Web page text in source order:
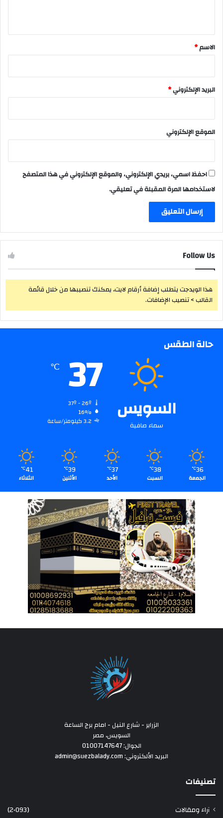
*
الاسم*
البريد الإلكتروني*
الموقع الإلكتروني
احفظ اسمي، بريدي الإلكتروني، والموقع الإلكتروني في هذا المتصفح
لاستخدامها المرة المقبلة في تعليقي.
Follow Us
هذا الويدجت يتطلب إضافة أرقام لايت، يمكنك تنصيبها من خلال قائمة
القالب > تنصيب الإضافات.
حالة الطقس
السويس
سماء صافية
37
℃
16%
3.2 كيلومتر/ساعة
36
℃
الجمعة
38
℃
السبت
37
℃
الأحد
39
℃
الأثنين
41
℃
الثلاثاء
الزراير - شارع النيل - امام برج الساعة
السويس، مصر
الجوال: 01007147647
البريد الألكتروني: admin@suezbalady.com
تصنيفات
آراء ومقالات
(2٬093)